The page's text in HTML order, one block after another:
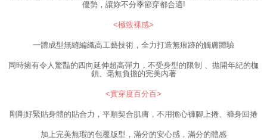
kelulusan boleh sehingga NT$10,000. Jika pengguna tidak membuat
20% setahun akan dikenakan. Pengguna bawah umur dikehendaki
untuk menggunakan AFTEE.
Sila hubungi NP Taiwan Inc. dics_tw@netprotections.co.jp jika anda
mempunyai sebarang kebimbangan mengenai pemprosesan dan
penggunaan pada data peribadi. Jika anda tidak bersetuju dengan data
peribadi yang disenaraikan seperti di atas akan dikumpul dan digunakan
oleh AFTEE, sila jangan gunakan perkhidmatan ini.
優勢，讓妳不分季節穿都合適!
<極致裸感>
一體成型無縫編織高工藝技術，全力打造無痕跡的觸膚體驗
同時擁有令人驚豔的四向延伸超高彈力，不受身型的限制 、拋開年紀的枷
鎖、毫無負擔的完美內著
<實穿度百分百>
剛剛好緊貼身體的貼合力，平順契合肌膚，不用擔心褲腳上捲、褲身回捲
加上完美無瑕的包覆版型，滿分的安心感，滿分的體感